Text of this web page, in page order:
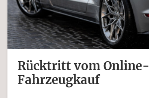
Rücktritt vom On­line-
Fahrzeugkauf